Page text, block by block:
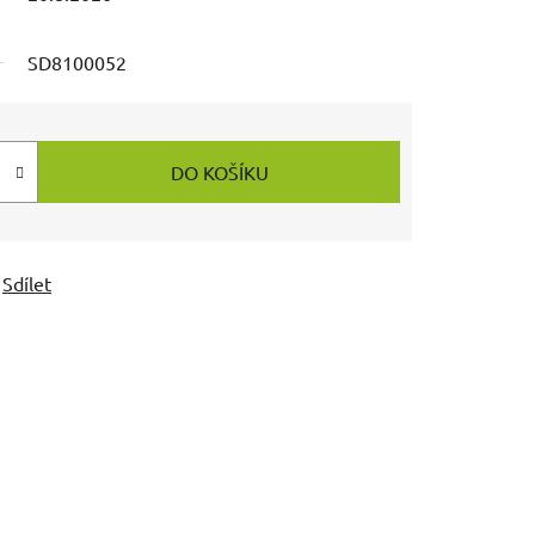
SD8100052
DO KOŠÍKU
Sdílet